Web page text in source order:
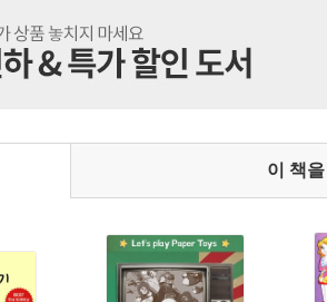
이 책